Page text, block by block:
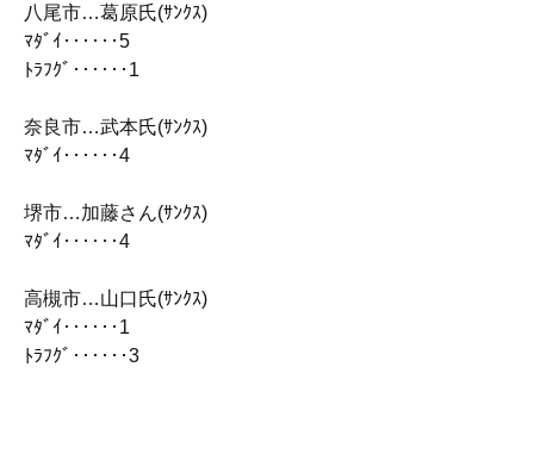
八尾市…葛原氏(ｻﾝｸｽ)
ﾏﾀﾞｲ‥‥‥5
ﾄﾗﾌｸﾞ‥‥‥1
奈良市…武本氏(ｻﾝｸｽ)
ﾏﾀﾞｲ‥‥‥4
堺市…加藤さん(ｻﾝｸｽ)
ﾏﾀﾞｲ‥‥‥4
高槻市…山口氏(ｻﾝｸｽ)
ﾏﾀﾞｲ‥‥‥1
ﾄﾗﾌｸﾞ‥‥‥3